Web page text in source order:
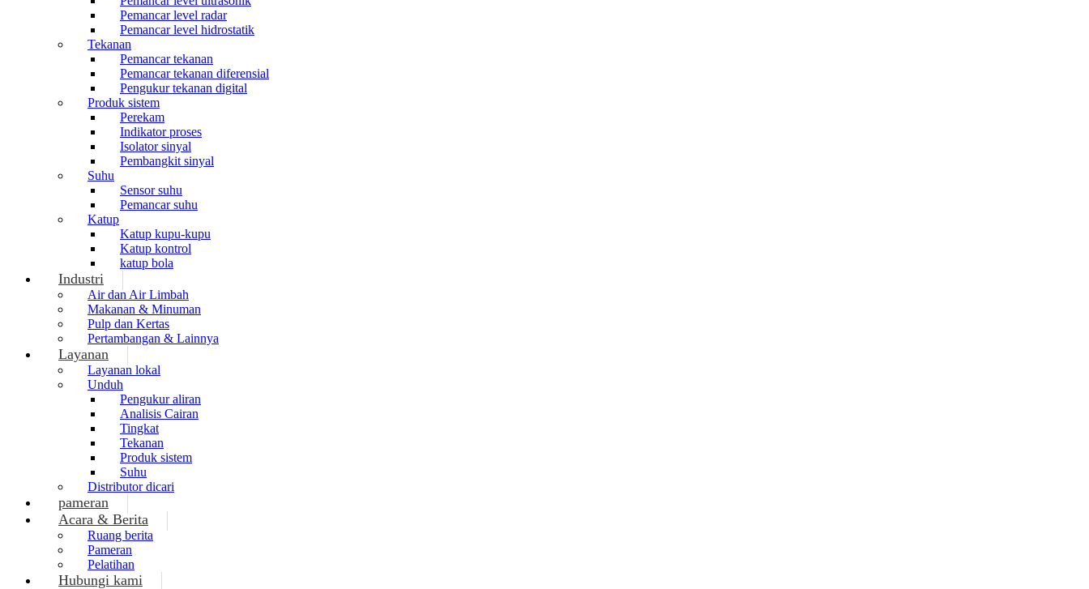
Pemancar level radar
Pemancar level hidrostatik
Tekanan
Pemancar tekanan
Pemancar tekanan diferensial
Pengukur tekanan digital
Produk sistem
Perekam
Indikator proses
Isolator sinyal
Pembangkit sinyal
Suhu
Sensor suhu
Pemancar suhu
Katup
Katup kupu-kupu
Katup kontrol
katup bola
Industri
Air dan Air Limbah
Makanan & Minuman
Pulp dan Kertas
Pertambangan & Lainnya
Layanan
Layanan lokal
Unduh
Pengukur aliran
Analisis Cairan
Tingkat
Tekanan
Produk sistem
Suhu
Distributor dicari
pameran
Acara & Berita
Ruang berita
Pameran
Pelatihan
Hubungi kami